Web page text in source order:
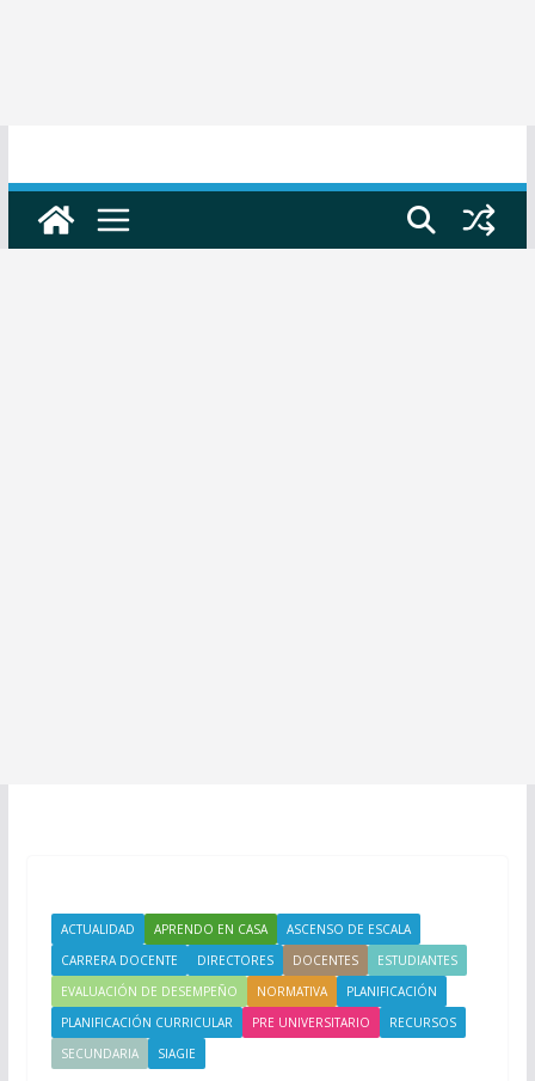
ACTUALIDAD APRENDO EN CASA
ASCENSO DE ESCALA
CARRERA DOCENTE
DIRECTORES DOCENTES
ESTUDIANTES
EVALUACIÓN DE DESEMPEÑO
NORMATIVA
PLANIFICACIÓN
PLANIFICACIÓN CURRICULAR
PRE UNIVERSITARIO
RECURSOS
SECUNDARIA
SIAGIE